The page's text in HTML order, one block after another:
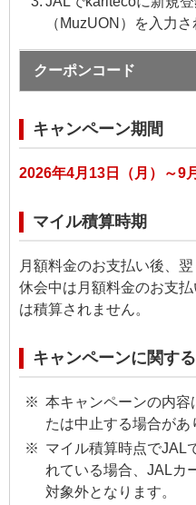
（MuzUON）を入力
クーポンコード
キャンペーン期間
2026年4月13日（月）～9
マイル積算時期
月額料金のお支払い後、
休会中は月額料金のお支
は積算されません。
キャンペーンに関す
本キャンペーンの内容
たは中止する場合があ
マイル積算時点でJAL
れている場合、JALカ
対象外となります。